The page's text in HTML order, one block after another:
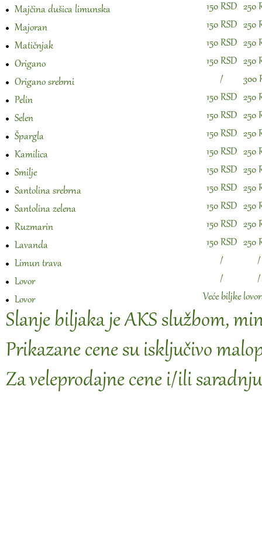
Majčina dušica limunska
150 RSD 250
Majoran
150 RSD 250
Matičnjak
150 RSD 250
Origano
150 RSD 250
Origano srebrni
/
300
Pelin
150 RSD 250
Selen
150 RSD 250
Špargla
150 RSD 250
Kamilica
150 RSD 250
Smilje
150 RSD 250
Santolina srebrna
150 RSD 250
Santolina zelena
150 RSD 250
Ruzmarin
150 RSD 250
Lavanda
150 RSD 250
Limun trava
/
/
Lovor
/
/
Lovor
Veće biljke
Slanje biljaka je AKS službom,
Prikazane cene su isključivo
Za veleprodajne cene i/ili